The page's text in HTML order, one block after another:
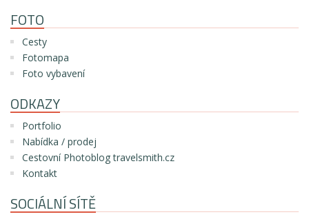
FOTO
Cesty
Fotomapa
Foto vybavení
ODKAZY
Portfolio
Nabídka / prodej
Cestovní Photoblog travelsmith.cz
Kontakt
SOCIÁLNÍ SÍTĚ